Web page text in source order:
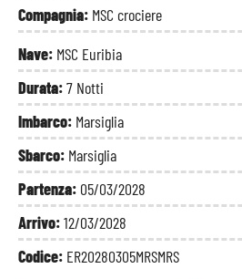
Compagnia: MSC crociere
Nave: MSC Euribia
Durata:7 Notti
Imbarco: Marsiglia
Sbarco: Marsiglia
Partenza: 05/03/2028
Arrivo:12/03/2028
Codice: ER20280305MRSMRS